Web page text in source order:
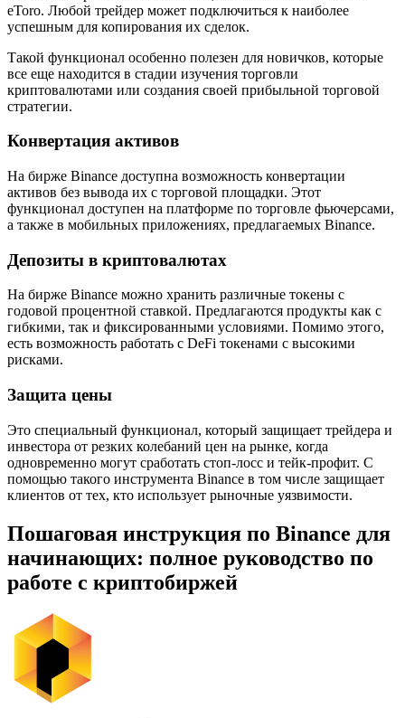
eToro. Любой трейдер может подключиться к наиболее
успешным для копирования их сделок.
Такой функционал особенно полезен для новичков, которые
все еще находится в стадии изучения торговли
криптовалютами или создания своей прибыльной торговой
стратегии.
Конвертация активов
На бирже Binance доступна возможность конвертации
активов без вывода их с торговой площадки. Этот
функционал доступен на платформе по торговле фьючерсами,
а также в мобильных приложениях, предлагаемых Binance.
Депозиты в криптовалютах
На бирже Binance можно хранить различные токены с
годовой процентной ставкой. Предлагаются продукты как с
гибкими, так и фиксированными условиями. Помимо этого,
есть возможность работать с DeFi токенами с высокими
рисками.
Защита цены
Это специальный функционал, который защищает трейдера и
инвестора от резких колебаний цен на рынке, когда
одновременно могут сработать стоп-лосс и тейк-профит. С
помощью такого инструмента Binance в том числе защищает
клиентов от тех, кто использует рыночные уязвимости.
Пошаговая инструкция по Binance для
начинающих: полное руководство по
работе с криптобиржей